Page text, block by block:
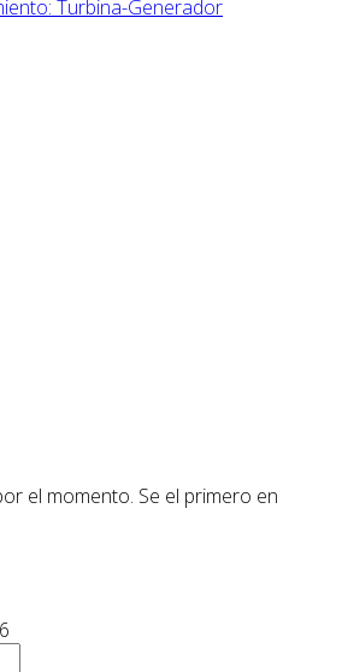
Turbina-Generador
el momento. Se el primero en